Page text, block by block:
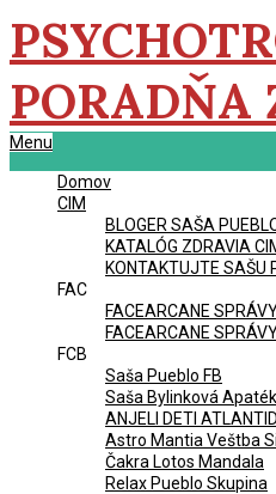
Skip
to
content
PORADŇA
Primary
Menu
Domov
CIM
BLOGER SAŠA
KATALÓG ZDRAVIA
KONTAKTUJTE SAŠU
FAC
FACEARCANE
FACEARCANE
FCB
Saša Pueblo FB
Saša Bylinková
ANJELI DETI
Astro Mantia Veštba
Čakra Lotos Mandala
Relax Pueblo Skupina